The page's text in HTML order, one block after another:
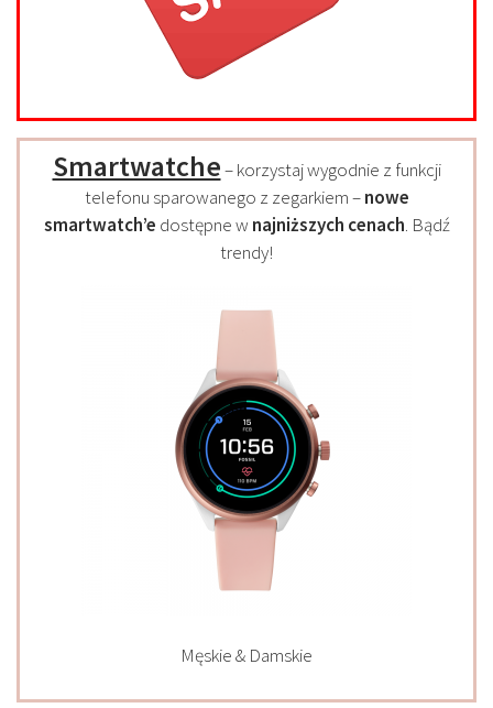
Smartwatche– korzystaj wygodnie z funkcji
telefonu sparowanego z zegarkiem –nowe
smartwatch’e dostępne w najniższych cenach. Bądź
trendy!
Męskie & Damskie